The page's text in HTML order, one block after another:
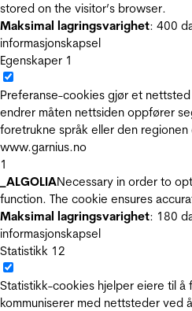
stored on the visitor’s browser.
Maksimal lagringsvarighet: 400
informasjonskapsel
Egenskaper 1
Preferanse-cookies gjør et
endrer måten nettsiden oppfører
foretrukne språk eller den
www.garnius.no
1
_ALGOLIANecessary in order to
function. The cookie ensures
Maksimal lagringsvarighet: 180
informasjonskapsel
Statistikk 12
Statistikk-cookies hjelper eiere til å
kommuniserer med nettsteder ved